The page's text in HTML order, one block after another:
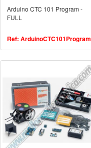
Arduino CTC 101 Program -
FULL
Ref: ArduinoCTC101Program